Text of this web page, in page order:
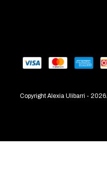
Copyright Alexia Ulibarri -